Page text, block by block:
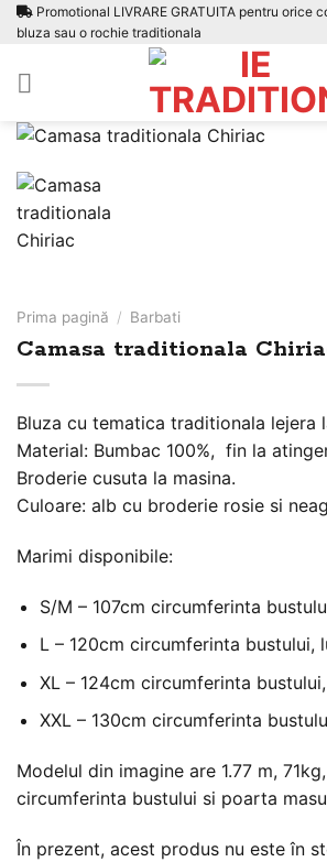
Skip Promotional LIVRARE GRATUITA pentru orice
bluza sau o rochie traditionala
Prima pagină / Barbati
Camasa traditionala
Bluza cu tematica traditionala lejera
Material: Bumbac 100%, fin la
Broderie cusuta la masina.
Culoare: alb cu broderie rosie si
Marimi disponibile:
S/M – 107cm circumferinta
L – 120cm circumferinta bustului,
XL – 124cm circumferinta
XXL – 130cm circumferinta
Modelul din imagine are 1.77 m,
circumferinta bustului si poarta
În prezent, acest produs nu este în